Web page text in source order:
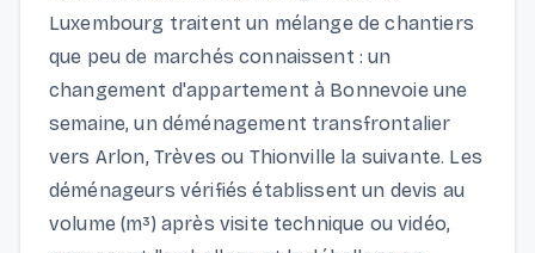
Luxembourg traitent un mélange de chantiers
que peu de marchés connaissent : un
changement d'appartement à Bonnevoie une
semaine, un déménagement transfrontalier
vers Arlon, Trèves ou Thionville la suivante. Les
déménageurs vérifiés établissent un devis au
volume (m³) après visite technique ou vidéo,